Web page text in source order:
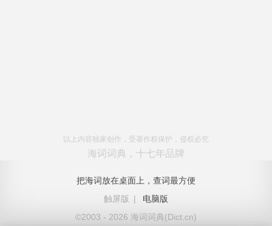
以上内容独家创作，受著作权保护，侵权必究
海词词典，十七年品牌
把海词放在桌面上，查词最方便
触屏版
|
电脑版
©2003 - 2026 海词词典(Dict.cn)